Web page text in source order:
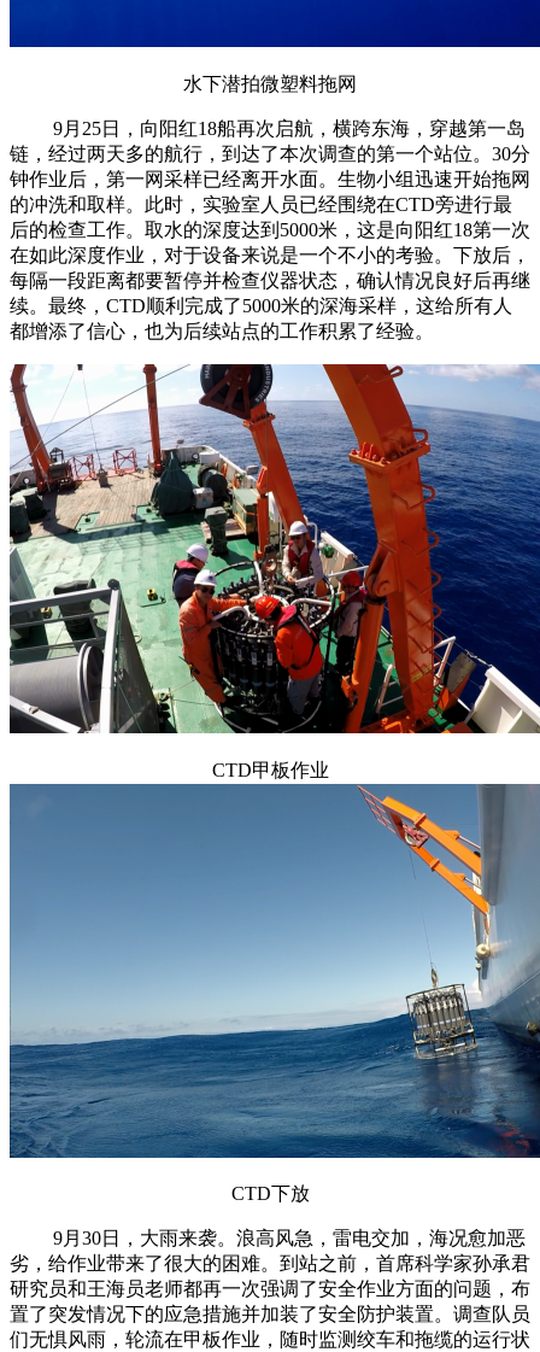
水下潜拍微塑料拖网
9月25日，向阳红18船再次启航，横跨东海，穿越第一岛
链，经过两天多的航行，到达了本次调查的第一个站位。30分
钟作业后，第一网采样已经离开水面。生物小组迅速开始拖网
的冲洗和取样。此时，实验室人员已经围绕在CTD旁进行最
后的检查工作。取水的深度达到5000米，这是向阳红18第一次
在如此深度作业，对于设备来说是一个不小的考验。下放后，
每隔一段距离都要暂停并检查仪器状态，确认情况良好后再继
续。最终，CTD顺利完成了5000米的深海采样，这给所有人
都增添了信心，也为后续站点的工作积累了经验。
CTD甲板作业
CTD下放
9月30日，大雨来袭。浪高风急，雷电交加，海况愈加恶
劣，给作业带来了很大的困难。到站之前，首席科学家孙承君
研究员和王海员老师都再一次强调了安全作业方面的问题，布
置了突发情况下的应急措施并加装了安全防护装置。调查队员
们无惧风雨，轮流在甲板作业，随时监测绞车和拖缆的运行状